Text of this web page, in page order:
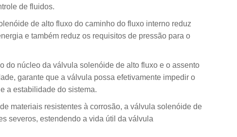
de fluidos.
de alto fluxo do caminho do fluxo interno reduz
e também reduz os requisitos de pressão para o
do núcleo da válvula solenóide de alto fluxo e o assento
garante que a válvula possa efetivamente impedir o
a estabilidade do sistema.
materiais resistentes à corrosão, a válvula solenóide de
severos, estendendo a vida útil da válvula